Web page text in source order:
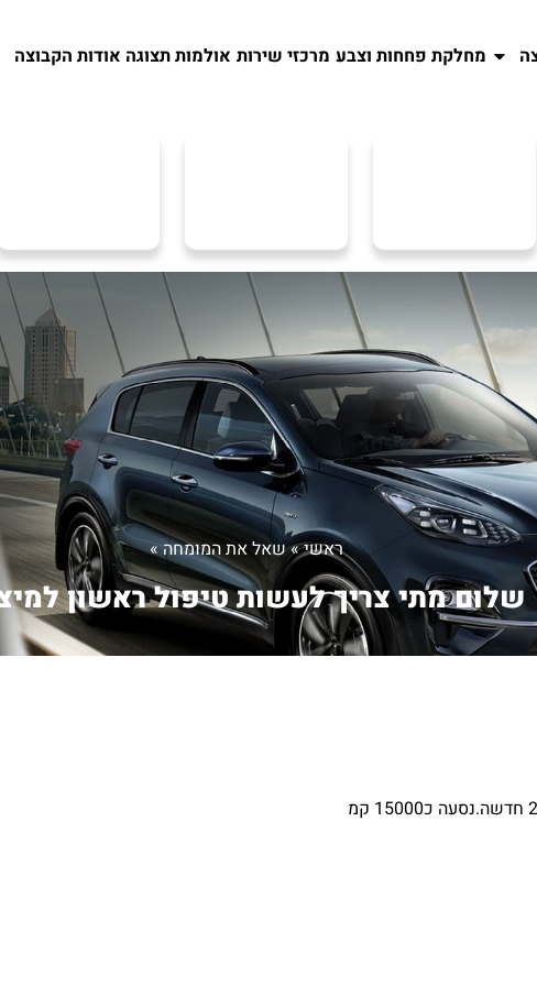
מחלקת פחחות וצבע מרכזי שירות אולמות תצוגה אודות הקבוצה
ראשי»שאל את המומחה»
שלום מתי צריך לעשות טיפול ראשון